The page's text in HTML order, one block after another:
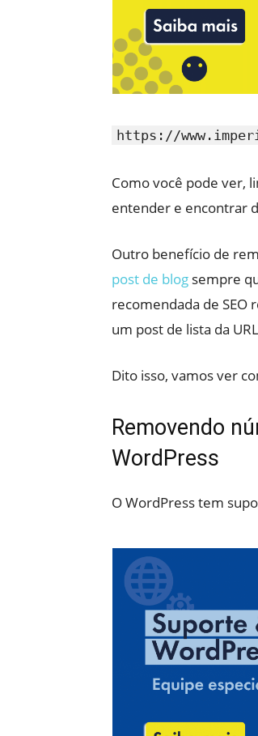
https://
Como você pode ver,
entender e encontrar
Outro benefício de
post de blog sempre
recomendada de
um post de lista da
Dito isso, vamos ver
Removendo
WordPress
O WordPress tem